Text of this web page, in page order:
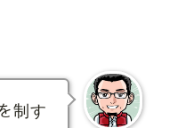
制す